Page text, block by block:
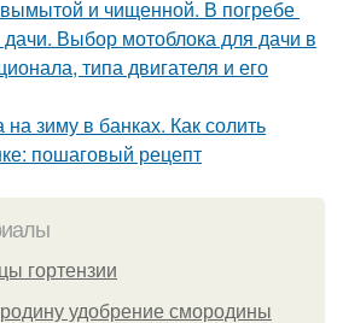
и чищенной. В погребе
Выбор мотоблока для дачи в
типа двигателя и его
зиму в банках. Как солить
пошаговый рецепт
гортензии
удобрение смородины